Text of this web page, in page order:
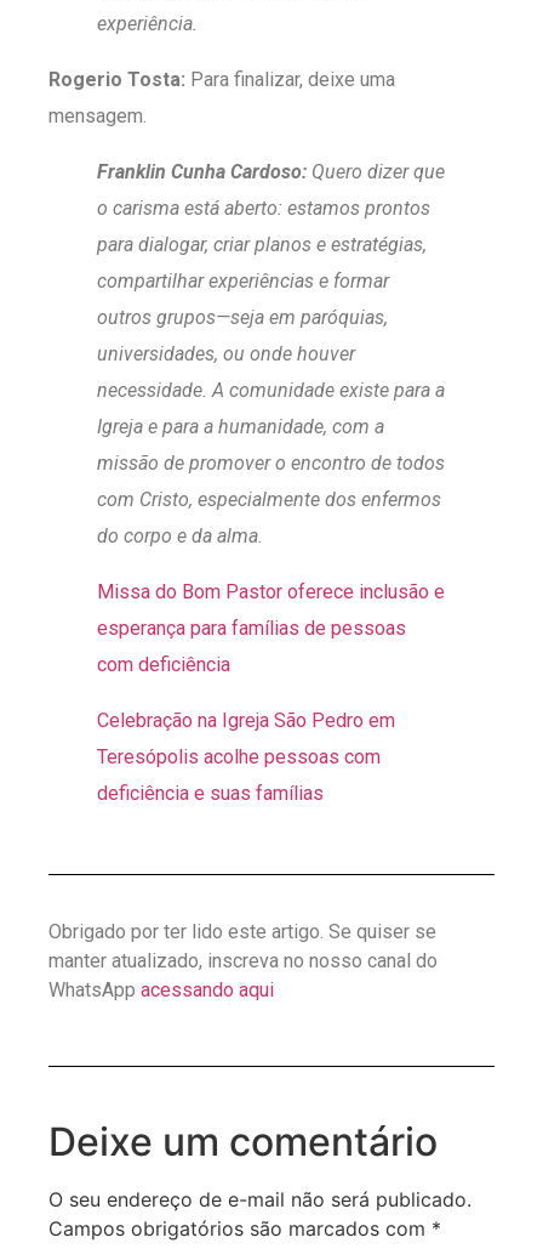
experiência.
Rogerio Tosta: Para finalizar, deixe uma
mensagem.
Franklin Cunha Cardoso: Quero dizer que
o carisma está aberto: estamos prontos
para dialogar, criar planos e estratégias,
compartilhar experiências e formar
outros grupos—seja em paróquias,
universidades, ou onde houver
necessidade. A comunidade existe para a
Igreja e para a humanidade, com a
missão de promover o encontro de todos
com Cristo, especialmente dos enfermos
do corpo e da alma.
Missa do Bom Pastor oferece inclusão e
esperança para famílias de pessoas
com deficiência
Celebração na Igreja São Pedro em
Teresópolis acolhe pessoas com
deficiência e suas famílias
Obrigado por ter lido este artigo. Se quiser se
manter atualizado, inscreva no nosso canal do
WhatsApp acessando aqui
Deixe um comentário
O seu endereço de e-mail não será publicado.
Campos obrigatórios são marcados com *